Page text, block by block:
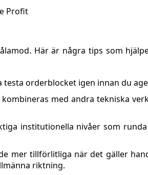
Här är några tips som
testa orderblocket igen innan du
med andra tekniska
institutionella nivåer som
mer tillförlitliga när det gäller
riktning.